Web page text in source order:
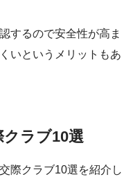
するので安全性が高ま
いというメリットもあ
ラブ10選
際クラブ10選を紹介し